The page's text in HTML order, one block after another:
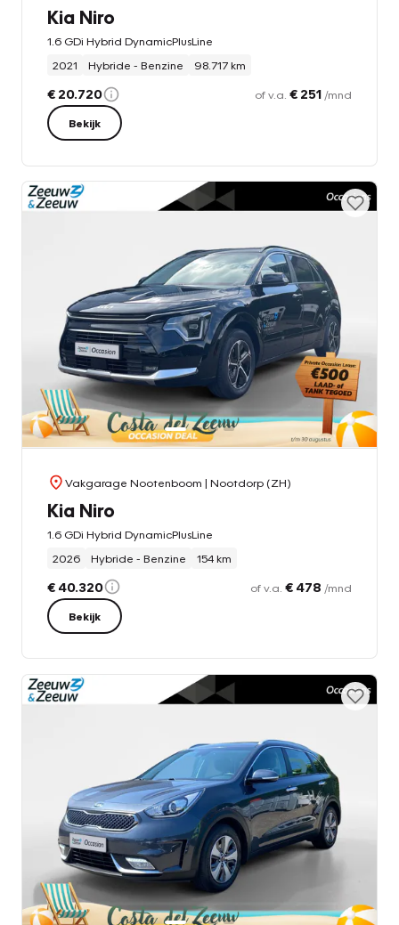
Kia Niro
1.6 GDi Hybrid DynamicPlusLine
2021
Hybride - Benzine 98.717 km
€ 20.720 of v.a. € 251 /mnd
Bekijk
Vakgarage Nootenboom | Nootdorp (ZH)
Kia Niro
1.6 GDi Hybrid DynamicPlusLine
2026
Hybride - Benzine 154 km
€ 40.320 of v.a. € 478 /mnd
Bekijk